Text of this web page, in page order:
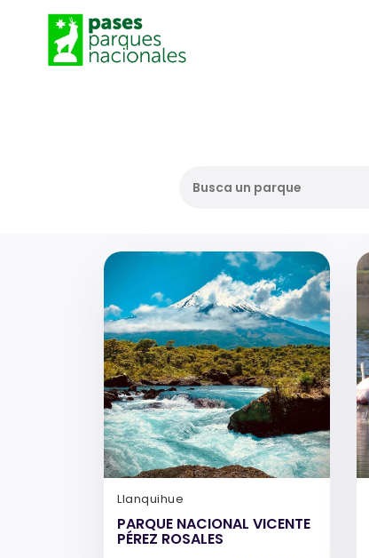
Busca un parque
Llanquihue
PARQUE NACIONAL VICENTE
PÉREZ ROSALES